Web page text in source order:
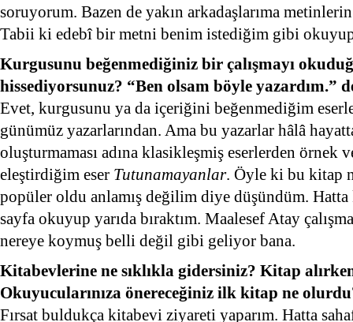
soruyorum. Bazen de yakın arkadaşlarıma
Tabii ki edebî bir metni benim istediğim gibi
Kurgusunu beğenmediğiniz bir çalışmayı
hissediyorsunuz? “Ben olsam böyle yazardım.”
Evet, kurgusunu ya da içeriğini beğenmediğim
günümüz yazarlarından. Ama bu yazarlar hâlâ
oluşturmaması adına klasikleşmiş eserlerden örnek
eleştirdiğim eser Tutunamayanlar. Öyle ki bu kitap
popüler oldu anlamış değilim diye düşündüm. Hatta
sayfa okuyup yarıda bıraktım. Maalesef Atay
nereye koymuş belli değil gibi geliyor bana.
Kitabevlerine ne sıklıkla gidersiniz? Kitap
Okuyucularınıza önereceğiniz ilk kitap ne
Fırsat buldukça kitabevi ziyareti yaparım. Hatta